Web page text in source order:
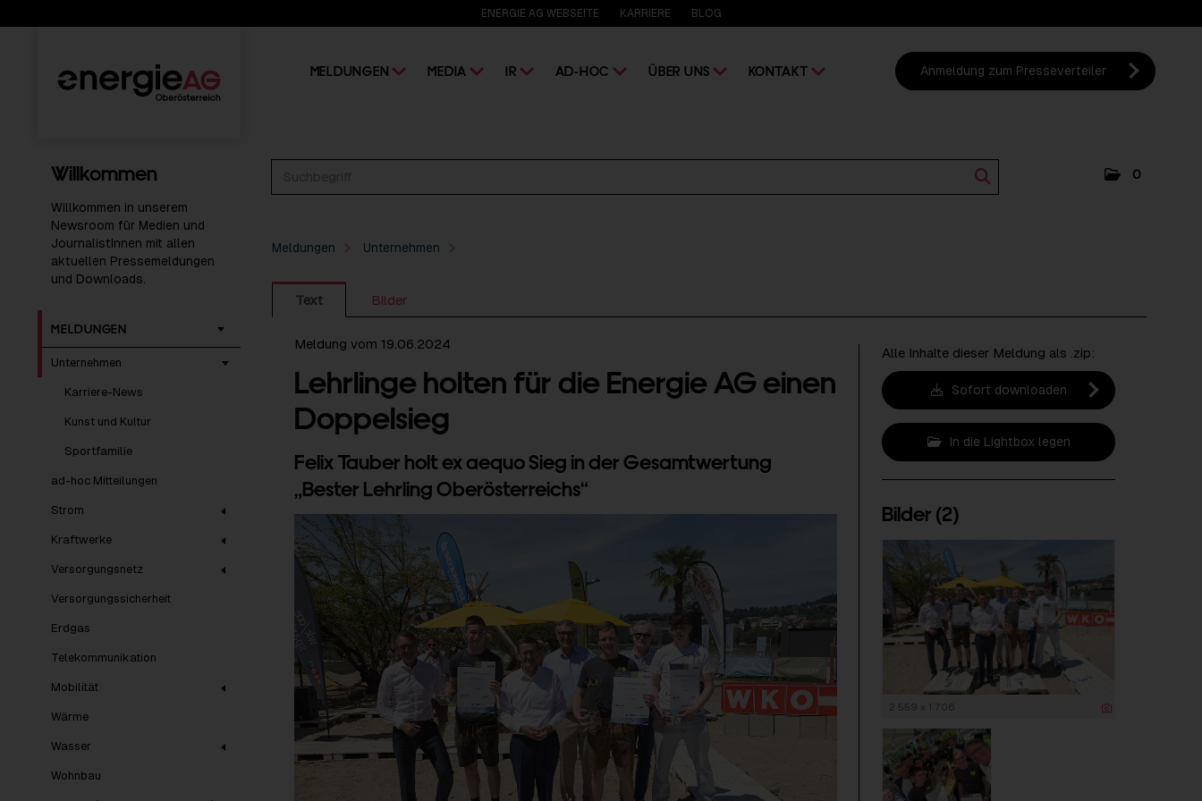
ENERGIE AG WEBSEITE KARRIERE BLOG
MELDUNGEN MEDIA IR AD-HOC ÜBER UNS KONTAKT Anmeldung zum Presseverteiler
0
Willkommen
Willkommen in unserem
Newsroom für Medien und
JournalistInnen mit allen
aktuellen Pressemeldungen
und Downloads.
MELDUNGEN
Unternehmen
Karriere-News
Kunst und Kultur
Sportfamilie
ad-hoc Mitteilungen
Strom
Kraftwerke
Versorgungsnetz
Versorgungssicherheit
Erdgas
Telekommunikation
Mobilität
Wärme
Wasser
Wohnbau
Meldungen Unternehmen
Text Bilder
Meldung vom 19.06.2024
Lehrlinge holten für die Energie AG einen
Doppelsieg
Felix Tauber holt ex aequo Sieg in der Gesamtwertung
„Bester Lehrling Oberösterreichs“
Alle Inhalte dieser Meldung als .zip:
Sofort downloaden
In die Lightbox legen
Bilder (2)
2 559 x 1 706